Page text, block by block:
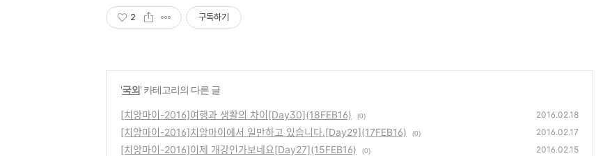
2 구독하기
'국외' 카테고리의 다른 글
[치앙마이-2016]여행과 생활의 차이[Day30](18FEB16) (0) 2016.02.18
[치앙마이-2016]치앙마이에서 일만하고 있습니다.[Day29](17FEB16) (0) 2016.02.17
[치앙마이-2016]이제 개강인가보네요[Day27](15FEB16) (0) 2016.02.15